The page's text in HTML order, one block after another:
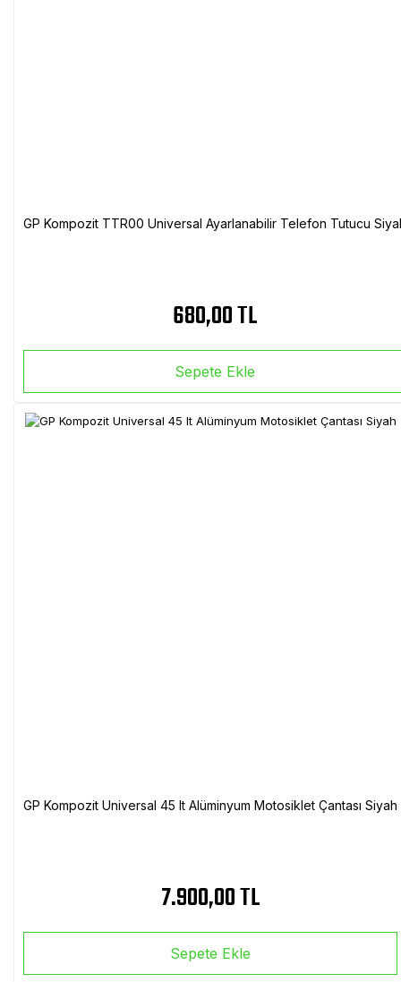
GP Kompozit TTR00 Universal Ayarlanabilir Telefon Tutucu
680,00 TL
Sepete Ekle
GP Kompozit Universal 45 lt Alüminyum Motosiklet Çantası Siyah
7.900,00 TL
Sepete Ekle